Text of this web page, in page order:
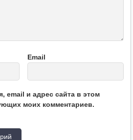
Email
email и адрес сайта в этом
моих комментариев.